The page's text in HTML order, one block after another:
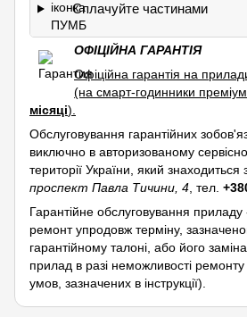
Сплачуйте частинами
ОФІЦІЙНА ГАРАНТІЯ
Офіційна гарантія на
(на смарт-годинники
місяці).
Обслуговування гарантійних
виключно в авторизованому
території України, який
проспект Павла Тичини, 4 , тел.
Гарантійне обслуговування
ремонт упродовж терміну,
гарантійному талоні, або його
прилад в разі неможливості
умов, зазначених в інструкції).